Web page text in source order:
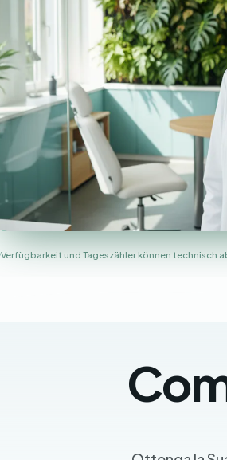
Verfügbarkeit und Tageszähler können technisch